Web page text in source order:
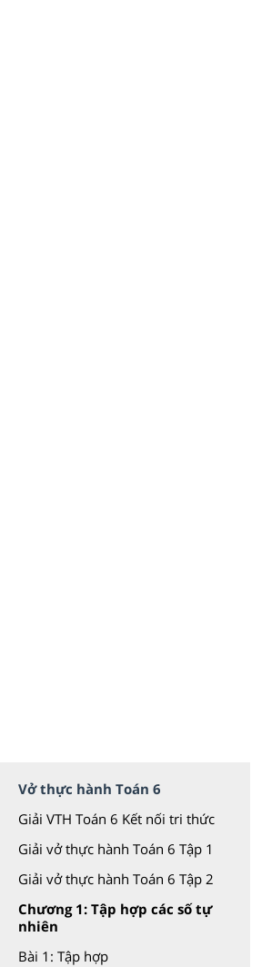
Vở thực hành Toán 6
Giải VTH Toán 6 Kết nối tri thức
Giải vở thực hành Toán 6 Tập 1
Giải vở thực hành Toán 6 Tập 2
Chương 1: Tập hợp các số tự
nhiên
Bài 1: Tập hợp